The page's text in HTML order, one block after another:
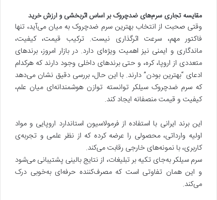
مقایسه تجاری سرم‌های ضدچروک بر اساس اثربخشی و ارزش خرید
وقتی صحبت از انتخاب بهترین سرم ضدچروک به میان می‌آید، تنها
فاکتور مهم، سرعت اثرگذاری نیست. ترکیب قیمت، کیفیت،
ماندگاری و ایمنی نیز اهمیت ویژه‌ای دارد. در بازار امروز، برندهای
متعددی از اروپا، کره، و حتی برندهای داخلی وجود دارند که هرکدام
ادعای “بهترین بودن” دارند. با این حال، بررسی دقیق نشان می‌دهد
که سرم ضدچروک سیلکر توانسته توازن هوشمندانه‌ای میان علم،
کیفیت و قیمت منصفانه ایجاد کند.
این برند ایرانی با استفاده از فرمولاسیون استاندارد اروپایی و مواد
اولیه وارداتی، محصولی را عرضه کرده که از نظر علمی و تجربه‌ی
کاربری، با نمونه‌های خارجی رقابت می‌کند.
سرم سیلکر به‌جای تکیه بر تبلیغات، از نتایج بالینی پشتیبانی می‌شود
و این همان تفاوتی است که مصرف‌کننده حرفه‌ای به‌خوبی درک
می‌کند.